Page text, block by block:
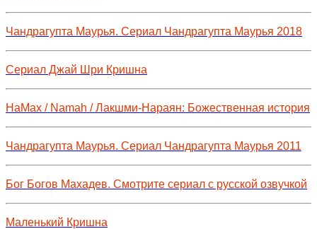
Чандрагупта Маурья. Сериал Чандрагупта Маурья 2018
Сериал Джай Шри Кришна
НаМах / Namah / Лакшми-Нараян: Божественная история
Чандрагупта Маурья. Сериал Чандрагупта Маурья 2011
Бог Богов Махадев. Смотрите сериал с русской озвучкой
Маленький Кришна